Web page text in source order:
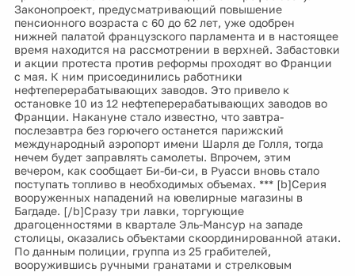
Законопроект, предусматривающий повышение
пенсионного возраста с 60 до 62 лет, уже одобрен
нижней палатой французского парламента и в настоящее
время находится на рассмотрении в верхней. Забастовки
и акции протеста против реформы проходят во Франции
с мая. К ним присоединились работники
нефтеперерабатывающих заводов. Это привело к
остановке 10 из 12 нефтеперерабатывающих заводов во
Франции. Накануне стало известно, что завтра-
послезавтра без горючего останется парижский
международный аэропорт имени Шарля де Голля, тогда
нечем будет заправлять самолеты. Впрочем, этим
вечером, как сообщает Би-би-си, в Руасси вновь стало
поступать топливо в необходимых объемах. *** [b]Серия
вооруженных нападений на ювелирные магазины в
Багдаде. [/b]Сразу три лавки, торгующие
драгоценностями в квартале Эль-Мансур на западе
столицы, оказались объектами скоординированной атаки.
По данным полиции, группа из 25 грабителей,
вооружившись ручными гранатами и стрелковым